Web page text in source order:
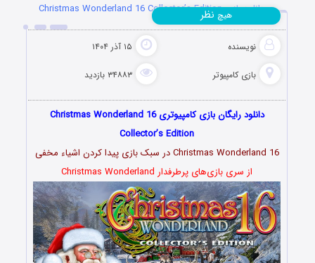
دانلود بازی Christmas Wonderland 16 Collector’s Edition
نویسنده ۱۵ آذر ۱۴۰۴
بازی کامپیوتر ۳۴۸۸۳ بازدید
هیچ نظر
دانلود رایگان بازی کامپیوتری Christmas Wonderland 16
Collector’s Edition
Christmas Wonderland 16 در سبک بازی پیدا کردن اشیاء مخفی
از سری بازی‌های پرطرفدار Christmas Wonderland